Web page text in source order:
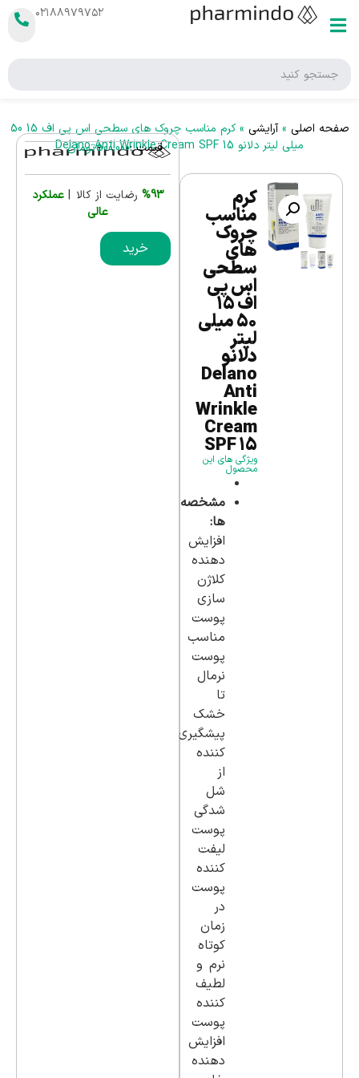
۰۲۱۸۸۹۷۹۷۵۲
صفحه اصلی »آرایشی »
کرم مناسب چروک های سطحی اس پی اف 15 50
میلی لیتر دلانو Delano Anti Wrinkle Cream SPF 15
کرم
مناسب
چروک
های
سطحی
اس پی
اف 15
50 میلی
لیتر
دلانو
Delano
Anti
Wrinkle
Cream
SPF 15
ویژگی های این
محصول
مشخصه
ها:
افزایش
دهنده
کلاژن
سازی
پوست
مناسب
پوست
نرمال
تا
خشک
پیشگیری
کننده
از
شل
شدگی
پوست
لیفت
کننده
پوست
در
زمان
کوتاه
نرم و
لطیف
کننده
پوست
افزایش
دهنده
قیمت :500,000تومان
%93 رضایت از کالا | عملکرد
عالی
خرید